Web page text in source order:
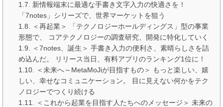
新情報端末に最適な手書き文字入力の快適さを！
「7notes」シリーズで、世界マーケットを狙う
＜再起業＞ 「テクノロジーホールディングス」型の事業
形態で、 コアテクノロジーの調査研究、開発に特化していく
＜7notes、誕生＞ 手書き入力の便利さ、素晴らしさを詰
め込んだ。 リリース当日、有料アプリのランキング1位に！
＜未来へ～MetaMoJiが目指すもの＞ もっと楽しい、嬉
しい、幸せなコミュニケーション。 目に見えない何かをテク
ノロジーでつくり続ける
＜これから起業を目指す人たちへのメッセージ＞ 未来の